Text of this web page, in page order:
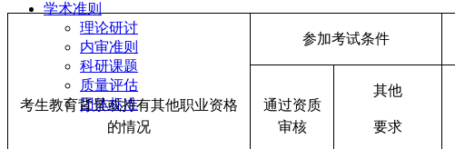
学术准则
理论研讨
内审准则
科研课题
质量评估
团体标准
考生教育背景或持有其他职业资格
的情况
参加考试条件
通过资质
审核
其他
要求